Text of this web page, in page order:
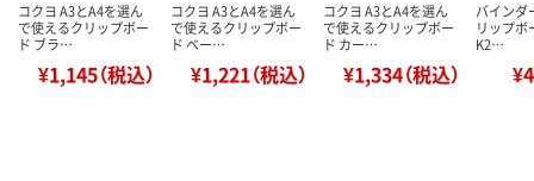
コクヨ A3とA4を選ん
で使えるクリップボー
ド ブラ…
¥1,145（税込）
コクヨ A3とA4を選ん
で使えるクリップボー
ド ベー…
¥1,221（税込）
コクヨ A3とA4を選ん
で使えるクリップボー
ド カー…
¥1,334（税込）
バインダ
リップボ
K2…